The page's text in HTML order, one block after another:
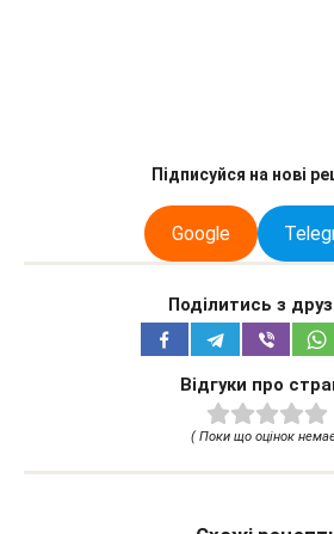
Підписуйся на нові
Google
Поділитись з
Відгуки про
( Поки що оцінок